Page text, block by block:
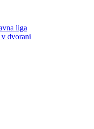
liga
dvorani